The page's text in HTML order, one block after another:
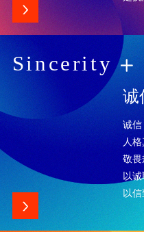
Sincerity
诚
诚信
人格
敬畏
以诚
以信